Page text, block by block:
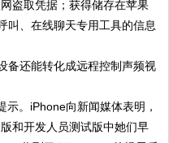
盗取凭据；获得储存在苹果
叫、在线聊天专用工具的信息
备还能转化成远程控制声频视
。iPhone向新闻媒体表明，
和开发人员测试版中她们早